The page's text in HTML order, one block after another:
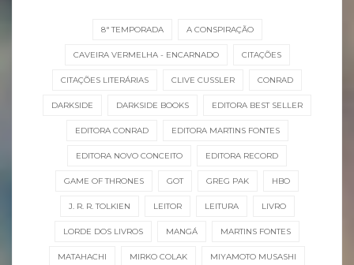
8ª TEMPORADA A CONSPIRAÇÃO
CAVEIRA VERMELHA - ENCARNADO CITAÇÕES
CITAÇÕES LITERÁRIAS CLIVE CUSSLER CONRAD
DARKSIDE DARKSIDE BOOKS EDITORA BEST SELLER
EDITORA CONRAD EDITORA MARTINS FONTES
EDITORA NOVO CONCEITO EDITORA RECORD
GAME OF THRONES GOT GREG PAK HBO
J. R. R. TOLKIEN LEITOR LEITURA LIVRO
LORDE DOS LIVROS MANGÁ MARTINS FONTES
MATAHACHI MIRKO COLAK MIYAMOTO MUSASHI